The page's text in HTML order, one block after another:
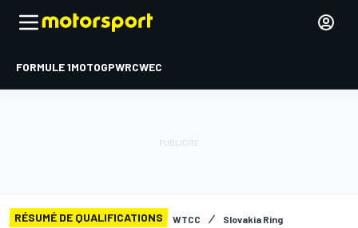
FORMULE 1MOTOGPWRCWEC
RÉSUMÉ DE QUALIFICATIONS WTCC Slovakia Ring